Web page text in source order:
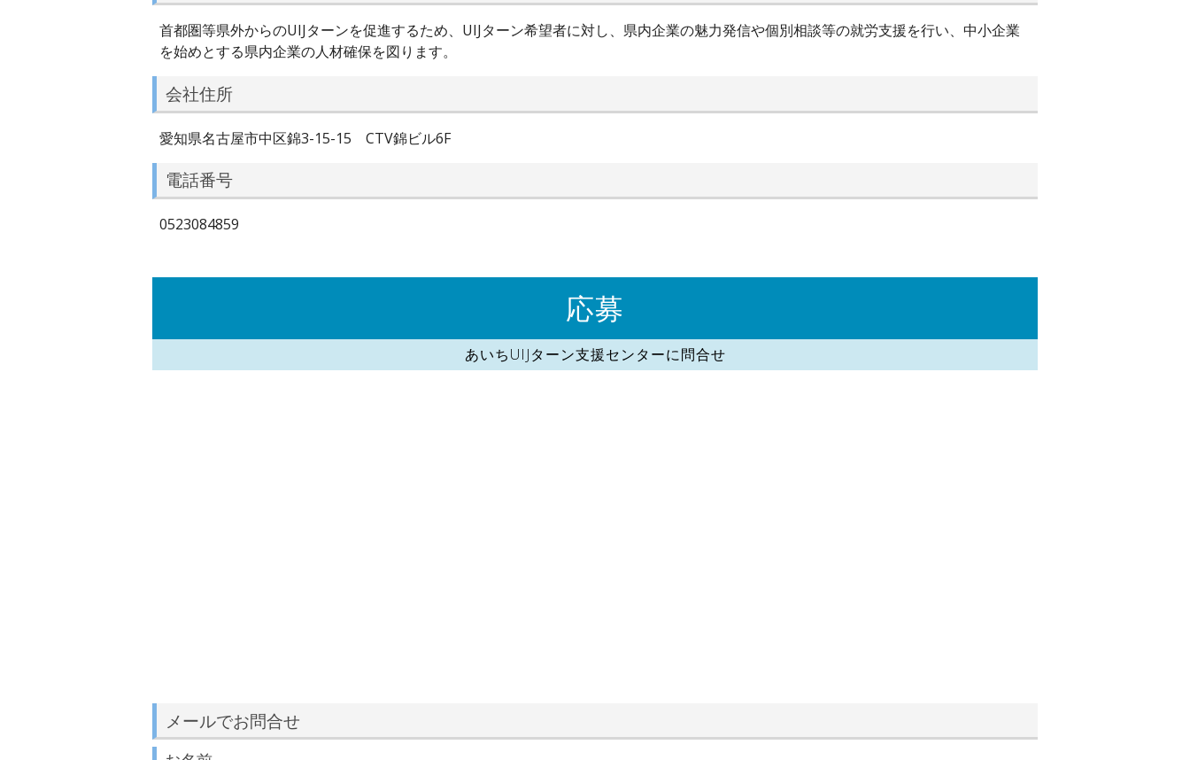
首都圏等県外からのUIJターンを促進するため、UIJターン希望者に対し、県内企業の魅力発信や個別相談等の就労支援を行い、中小企業
を始めとする県内企業の人材確保を図ります。
会社住所
愛知県名古屋市中区錦3-15-15 CTV錦ビル6F
電話番号
0523084859
応募
あいちUIJターン支援センターに問合せ
メールでお問合せ